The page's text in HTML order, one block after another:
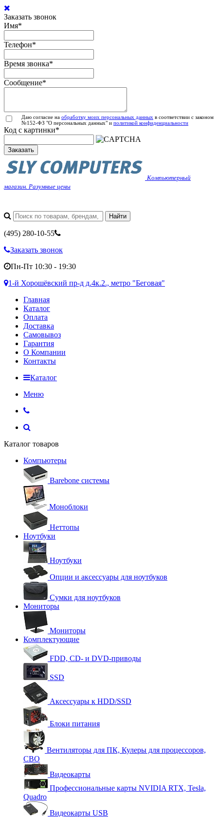
Заказать звонок
Имя*
Телефон*
Время звонка*
Сообщение*
Даю согласие на обработку моих персональных данных в соответствии с законом
№152-ФЗ "О персональных данных" и политикой конфиденциальности
Код с картинки*
Заказать
Компьютерный
магазин. Разумные цены
(495) 280-10-55
Заказать звонок
Пн-Пт 10:30 - 19:30
1-й Хорошёвский пр-д д.4к.2., метро "Беговая"
Главная
Каталог
Оплата
Доставка
Самовывоз
Гарантия
О Компании
Контакты
Каталог
Меню
Каталог товаров
Компьютеры
Barebone системы
Моноблоки
Неттопы
Ноутбуки
Ноутбуки
Опции и аксессуары для ноутбуков
Сумки для ноутбуков
Мониторы
Мониторы
Комплектующие
FDD, CD- и DVD-приводы
SSD
Аксессуары к HDD/SSD
Блоки питания
Вентиляторы для ПК, Кулеры для процессоров,
СВО
Видеокарты
Профессиональные карты NVIDIA RTX, Tesla,
Quadro
Видеокарты USB